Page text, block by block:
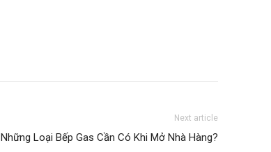
Next article
Những Loại Bếp Gas Cần Có Khi Mở Nhà Hàng?